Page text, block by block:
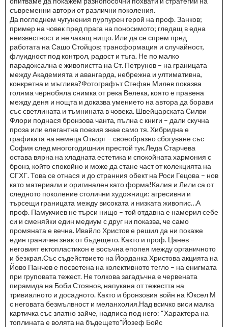
съвременни автори от различни поколения.
Да погледнем чугунения пурпурен герой на проф. Занков;
пример на човек пред прага на поносимото; гледащ в една
неизвестност и не чакащ нищо. Или да се спрем пред
работата на Сашо Стойцов; трансформация и случайност,
флуидност под контрол, радост и тъга. Не по малко
парадоксална е живопистта на Ст. Петрунов – на границата
между Академията и авангарда, небрежна и ултимативна,
конкретна и мъглива?Фотографът Стефан Милев показва
голяма чернобяла снимка от река Велека, която е правена
между деня и нощта и доказва умението на автора да борави
със светлината и тъмнината в човека. Швейцарската Силви
Флори поднася бронзова чанта, пълна с книги – дали скучна
проза или елегантна поезия знае само тя. Хибридна е
графиката на немеца Отьорг – своеобразно сбогуване със
София след многогодишния престой тук.Леда Старчева
остава вярна на хладната естетика и спокойната хармония с
бронз, който спокойно и може да стане част от колекцията на
СГХГ. Това се отнася и до странния обект на Роси Гецова – нов
като материали и оригинален като форма!Калия и Лили са от
следното поколение столични художници: агресивни и
търсещи границата между високата и низката живопис…А
проф. Памукчиев не търси нищо – той отдавна е намерил себе
си и сменяйки един медиум с друг ни показва, че само
промяната е вечна. Ивайло Христов е решил да ни покаже
един граничен знак от бъдещето. Както и проф. Цанев –
неговият ектопластикон е восъчна епопея между органичното
и безкрая.Със съдействието на Йорданка Христова акцията на
Йово Панчев е посветена на колективното тегло – на енигмата
при груповата тежест. Не толкова загадъчна е червената
пирамида на Боби Стоянов, напукана от тежестта на
тривиалното и досадното. Както и бронзовия войн на Юксел М
с неговата безмълвност и меланхолия.Над всичко виси малка
картичка със златно зайче, надписа под него: “Характера на
топлината е волята на бъдещето”Йозеф Бойс